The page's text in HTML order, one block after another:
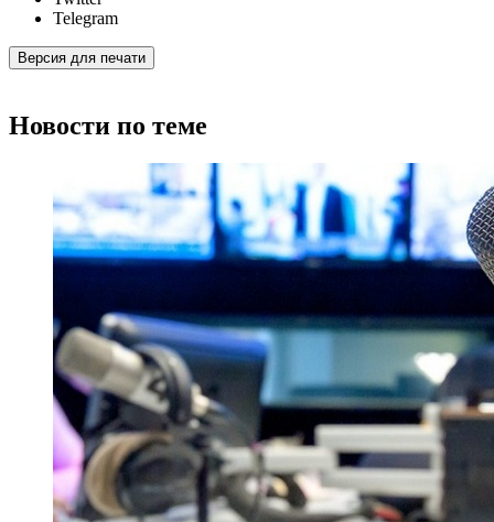
Telegram
Версия для печати
Новости по теме